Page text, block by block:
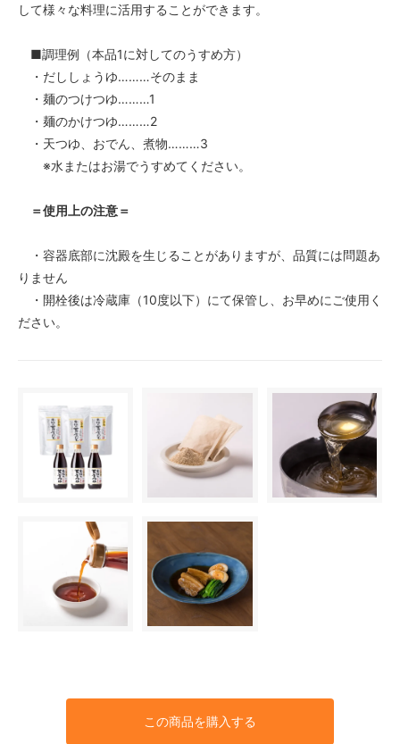
して様々な料理に活用することができます。
■調理例（本品1に対してのうすめ方）
・だししょうゆ………そのまま
・麺のつけつゆ………1
・麺のかけつゆ………2
・天つゆ、おでん、煮物………3
※水またはお湯でうすめてください。
＝使用上の注意＝
・容器底部に沈殿を生じることがありますが、品質には問題あ
りません
・開栓後は冷蔵庫（10度以下）にて保管し、お早めにご使用く
ださい。
この商品を購入する